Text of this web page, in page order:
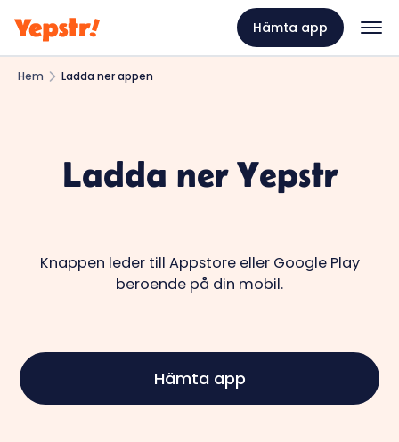
Hämta app
Hem Ladda ner appen
Ladda ner Yepstr
Knappen leder till Appstore eller Google Play
beroende på din mobil.
Hämta app